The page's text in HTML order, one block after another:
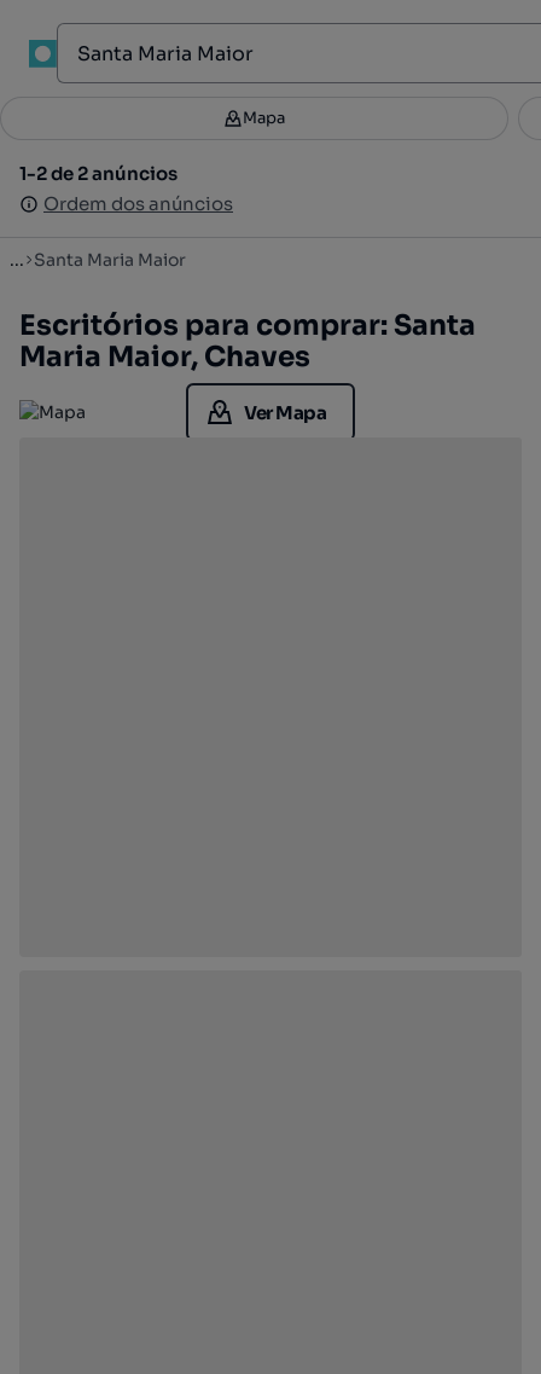
Filtros 3
1-2 de 2 anúncios
Ordem dos anúncios
Mapa
1-2 de 2 anúncios
Ordem dos anúncios
... Santa Maria Maior
Escritórios para comprar: Santa
Maria Maior, Chaves
Ver Mapa